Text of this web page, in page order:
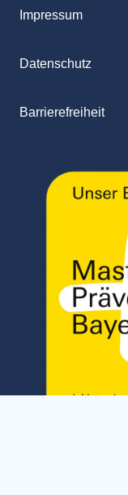
Impressum
Datenschutz
Barrierefreiheit